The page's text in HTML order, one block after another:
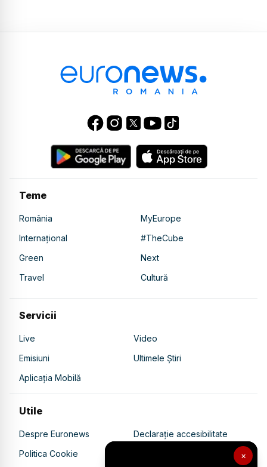
×
Teme
România
MyEurope
Internațional
#TheCube
Green
Next
Travel
Cultură
Servicii
Live
Video
Emisiuni
Ultimele Știri
Aplicația Mobilă
Utile
Despre Euronews
Declarație accesibilitate
Politica Cookie
Politica de confidențialitate